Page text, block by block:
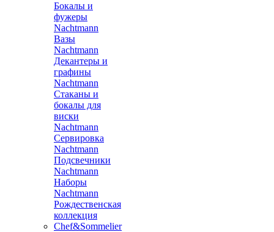
Бокалы и
фужеры
Nachtmann
Вазы
Nachtmann
Декантеры и
графины
Nachtmann
Стаканы и
бокалы для
виски
Nachtmann
Сервировка
Nachtmann
Подсвечники
Nachtmann
Наборы
Nachtmann
Рождественская
коллекция
Chef&Sommelier